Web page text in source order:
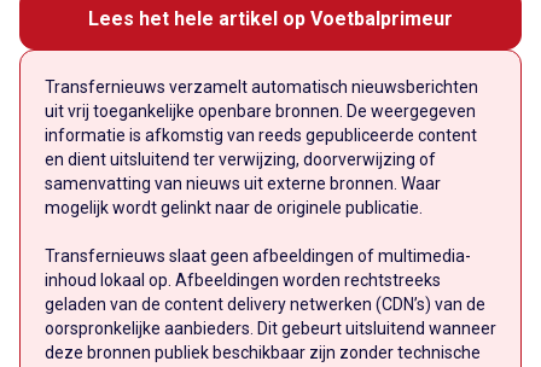
Lees het hele artikel op Voetbalprimeur
Transfernieuws verzamelt automatisch nieuwsberichten
uit vrij toegankelijke openbare bronnen. De weergegeven
informatie is afkomstig van reeds gepubliceerde content
en dient uitsluitend ter verwijzing, doorverwijzing of
samenvatting van nieuws uit externe bronnen. Waar
mogelijk wordt gelinkt naar de originele publicatie.
Transfernieuws slaat geen afbeeldingen of multimedia-
inhoud lokaal op. Afbeeldingen worden rechtstreeks
geladen van de content delivery netwerken (CDN’s) van de
oorspronkelijke aanbieders. Dit gebeurt uitsluitend wanneer
deze bronnen publiek beschikbaar zijn zonder technische